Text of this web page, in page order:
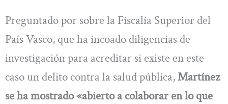
Preguntado por sobre la Fiscalía Superior del
País Vasco, que ha incoado diligencias de
investigación para acreditar si existe en este
caso un delito contra la salud pública,Martínez
se ha mostrado «abierto a colaborar en lo que